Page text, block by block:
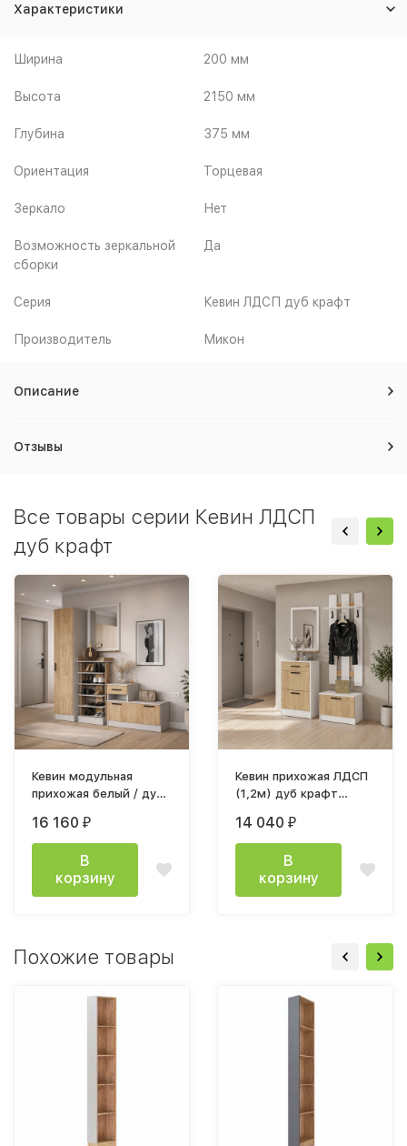
Характеристики
Ширина 200 мм
Высота 2150 мм
Глубина 375 мм
Ориентация Торцевая
Зеркало Нет
Возможность зеркальной
сборки
Да
Серия Кевин ЛДСП дуб крафт
Производитель Микон
Описание
Отзывы
Все товары серии Кевин ЛДСП
дуб крафт
Кевин модульная
прихожая белый / дуб
16 160 ₽
В
корзину
Кевин прихожая ЛДСП
(1,2м) дуб крафт
14 040 ₽
В
корзину
Похожие товары